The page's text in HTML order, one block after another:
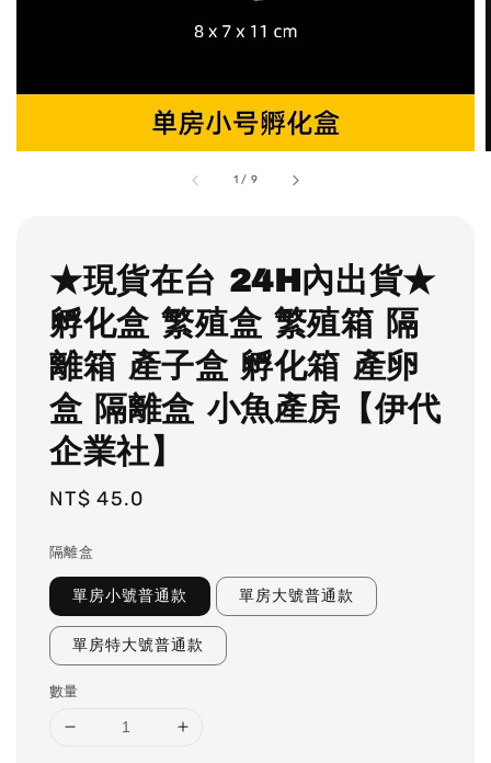
1 / 9
★現貨在台 24H內出貨★
孵化盒 繁殖盒 繁殖箱 隔
離箱 產子盒 孵化箱 產卵
盒 隔離盒 小魚產房【伊代
企業社】
Regular
NT$ 45.0
隔離盒
單房小號普通款 單房大號普通款
單房特大號普通款
數量